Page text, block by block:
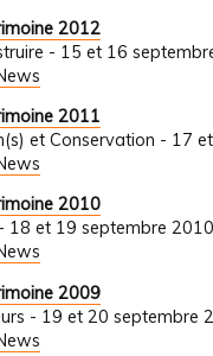
2012
- 15 et 16
2011
et Conservation - 17
2010
18 et 19 septembre 2010
2009
- 19 et 20 septembre